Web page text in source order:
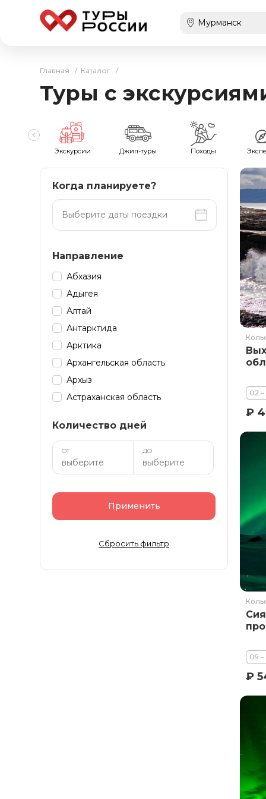
Главная / Каталог /
Туры с
Экскурсии Джип-туры Походы
Когда планируете?
Направление
Абхазия
Адыгея
Алтай
Антарктида
Арктика
Архангельская область
Архыз
Астраханская область
Башкирия
Бурятия
Дагестан
Забайкалье
Зарубеж
Иркутская область
Количество дней
ОТ ДО
Применить
Сбросить фильтр
02
₽
09 –
₽